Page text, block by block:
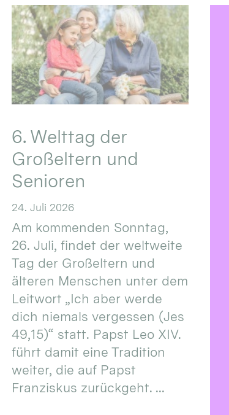
6. Welttag der
Großeltern und
Senioren
24. Juli 2026
Am kommenden Sonntag,
26. Juli, findet der weltweite
Tag der Großeltern und
älteren Menschen unter dem
Leitwort „Ich aber werde
dich niemals vergessen (Jes
49,15)“ statt. Papst Leo XIV.
führt damit eine Tradition
weiter, die auf Papst
Franziskus zurückgeht. ...